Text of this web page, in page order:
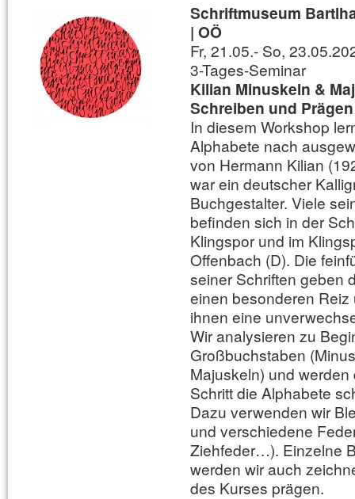
Schriftmuseum
| OÖ
Fr, 21.05.- So,
3-Tages-Seminar
Kilian Minuskeln &
Schreiben und Prägen
In diesem Workshop
Alphabete nach
von Hermann Kilian
war ein deutscher
Buchgestalter. Viele
befinden sich in der
Klingspor und im
Offenbach (D). Die
seiner Schriften geben
einen besonderen Reiz
ihnen eine
Wir analysieren zu
Großbuchstaben
Majuskeln) und werden
Schritt die Alphabete
Dazu verwenden wir
und verschiedene
Ziehfeder…). Einzelne
werden wir auch
des Kurses prägen.